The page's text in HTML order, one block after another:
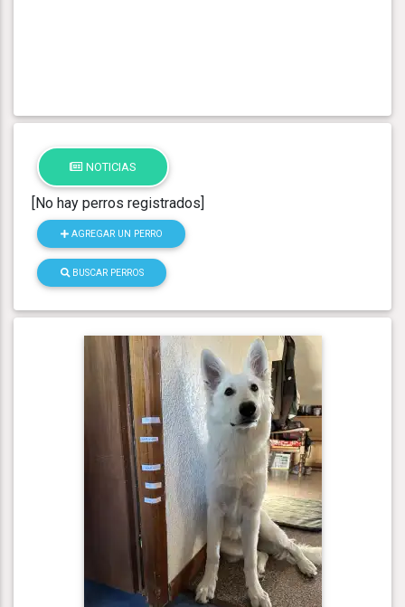
NOTICIAS
[No hay perros registrados]
AGREGAR UN PERRO
BUSCAR PERROS